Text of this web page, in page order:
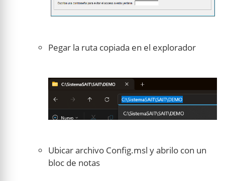
Pegar la ruta copiada en el explorador
Ubicar archivo Config.msl y abrilo con un
bloc de notas